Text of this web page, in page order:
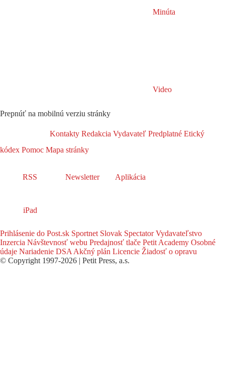
Minúta
Video
Prepnúť na mobilnú verziu stránky
Kontakty Redakcia Vydavateľ Predplatné Etický
kódex Pomoc Mapa stránky
RSS Newsletter Aplikácia
iPad
Prihlásenie do Post.sk Sportnet Slovak SpectatorVydavateľstvo
Inzercia Návštevnosť webu Predajnosť tlače Petit Academy Osobné
údaje Nariadenie DSA Akčný plán Licencie Žiadosť o opravu
© Copyright 1997-2026 | Petit Press, a.s.